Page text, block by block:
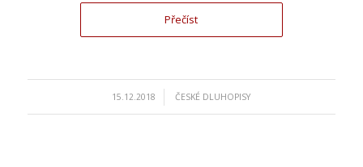
Přečíst
15.12.2018
/ ČESKÉ DLUHOPISY